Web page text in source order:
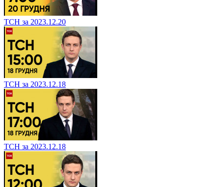
ТСН за 2023.12.20
ТСН за 2023.12.18
ТСН за 2023.12.18